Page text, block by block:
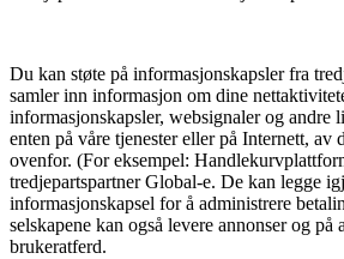
Du kan støte på informasjonskapsler fra
samler inn informasjon om dine
informasjonskapsler, websignaler og andre
enten på våre tjenester eller på Internett, av
ovenfor. (For eksempel:
tredjepartspartner Global-e. De kan legge
informasjonskapsel for å administrere
selskapene kan også levere annonser og på
brukeratferd.